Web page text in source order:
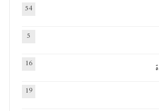
54
5
16
19